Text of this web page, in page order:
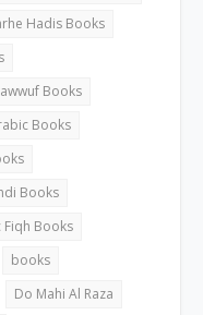
Hadis Books
Books
Books
Books
Fiqh Books
books
Do Mahi Al Raza